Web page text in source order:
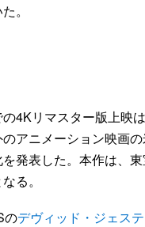
。
4Kリマスター版上映
アニメーション映画
発表した。本作は、
る。
のデヴィッド・ジェス